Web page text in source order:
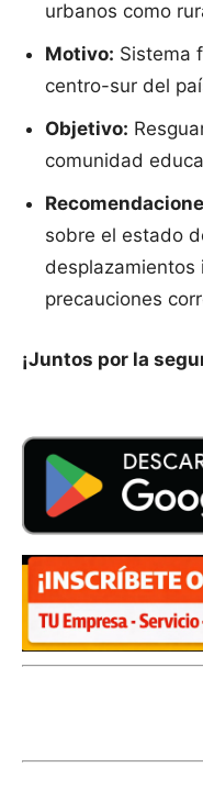
urbanos como
Motivo: Sistema
centro-sur del
Objetivo:
comunidad
sobre el estado
desplazamientos
precauciones
¡Juntos por la